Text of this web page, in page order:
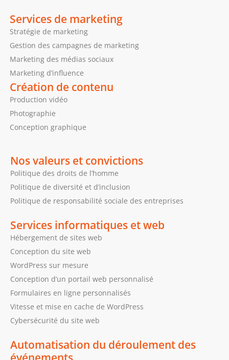
Services de marketing
Stratégie de marketing
Gestion des campagnes de marketing
Marketing des médias sociaux
Marketing d’influence
Création de contenu
Production vidéo
Photographie
Conception graphique
Nos valeurs et convictions
Politique des droits de l’homme
Politique de diversité et d’inclusion
Politique de responsabilité sociale des entreprises
Services informatiques et web
Hébergement de sites web
Conception du site web
WordPress sur mesure
Conception d’un portail web personnalisé
Formulaires en ligne personnalisés
Vitesse et mise en cache de WordPress
Cybersécurité du site web
Automatisation du déroulement des